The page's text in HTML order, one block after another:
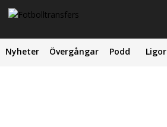
Nyheter Övergångar Podd Ligor